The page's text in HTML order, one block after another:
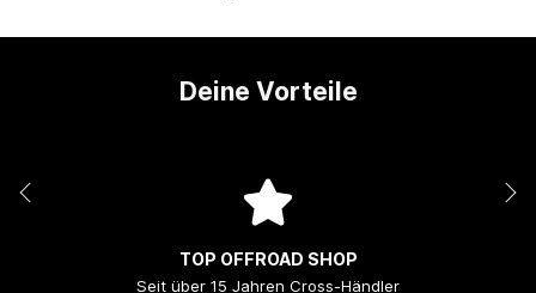
Deine Vorteile
TOP OFFROAD SHOP
Seit über 15 Jahren Cross-Händler